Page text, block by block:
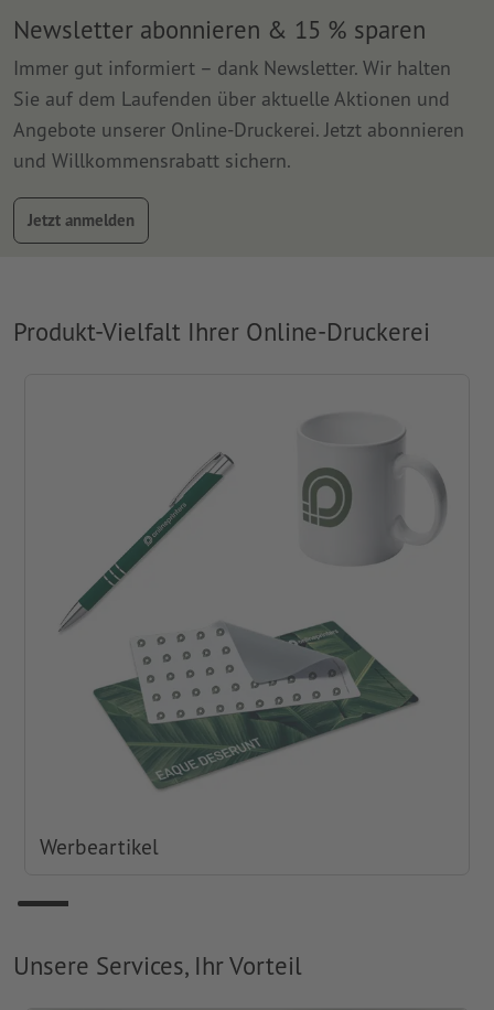
Newsletter abonnieren & 15 % sparen
Immer gut informiert – dank Newsletter. Wir halten
Sie auf dem Laufenden über aktuelle Aktionen und
Angebote unserer Online-Druckerei. Jetzt abonnieren
und Willkommensrabatt sichern.
Jetzt anmelden
Produkt-Vielfalt Ihrer Online-Druckerei
Werbeartikel
Unsere Services, Ihr Vorteil